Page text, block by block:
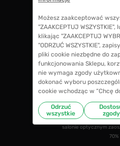
GWARANCJA
jeśli zakup Ci nie
kosztów przy zakupie
soczewek
CENY NIŻSZE
w porównaniu ze
salonie optycznym
70%
Możesz zaakceptować
"ZAAKCEPTUJ
klikając "ZAAKCEPTUJ
"ODRZUĆ WSZYSTKIE",
pliki cookie niezbędne do
funkcjonowania Sklepu,
nie wymaga zgody
dokonać wyboru
cookie wchodząc w “Chcę
Odrzuć
wszystkie
zgody